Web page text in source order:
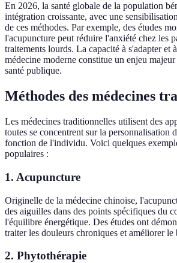
En 2026, la santé globale de la population
intégration croissante, avec une
de ces méthodes. Par exemple, des études
l'acupuncture peut réduire l'anxiété chez les
traitements lourds. La capacité à s'adapter et
médecine moderne constitue un enjeu
santé publique.
Méthodes des médecines
Les médecines traditionnelles utilisent des
toutes se concentrent sur la personnalisation
fonction de l'individu. Voici quelques
populaires :
1. Acupuncture
Originelle de la médecine chinoise,
des aiguilles dans des points spécifiques du
l'équilibre énergétique. Des études ont
traiter les douleurs chroniques et améliorer le
2. Phytothérapie